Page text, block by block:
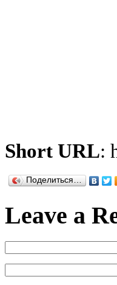
Short URL:
Поделиться…
Leave a